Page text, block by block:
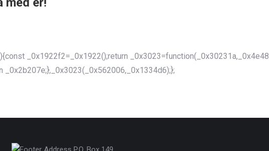
_0x1922f2=_0x1922();return
_0x2b207e;},_0x3023(_0x562006,_0x1334d6);};